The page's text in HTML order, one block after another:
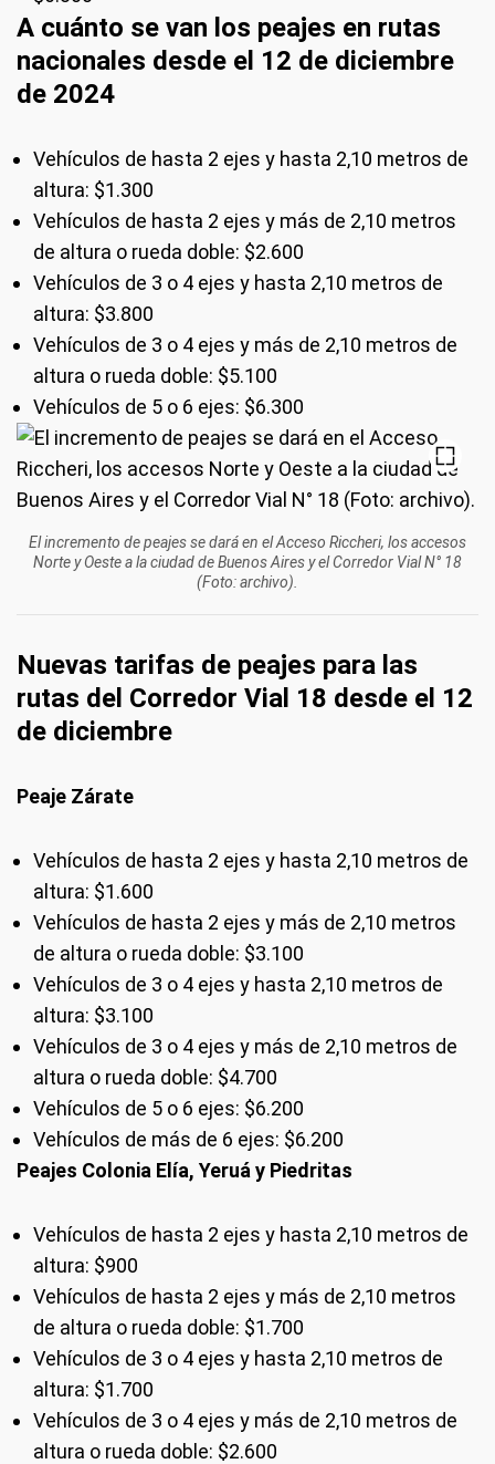
A cuánto se van los peajes en rutas
nacionales desde el 12 de diciembre
de 2024
Vehículos de hasta 2 ejes y hasta 2,10 metros de
altura: $1.300
Vehículos de hasta 2 ejes y más de 2,10 metros
de altura o rueda doble: $2.600
Vehículos de 3 o 4 ejes y hasta 2,10 metros de
altura: $3.800
Vehículos de 3 o 4 ejes y más de 2,10 metros de
altura o rueda doble: $5.100
Vehículos de 5 o 6 ejes: $6.300
El incremento de peajes se dará en el Acceso Riccheri, los accesos
Norte y Oeste a la ciudad de Buenos Aires y el Corredor Vial N° 18
(Foto: archivo).
Nuevas tarifas de peajes para las
rutas del Corredor Vial 18 desde el 12
de diciembre
Peaje Zárate
Vehículos de hasta 2 ejes y hasta 2,10 metros de
altura: $1.600
Vehículos de hasta 2 ejes y más de 2,10 metros
de altura o rueda doble: $3.100
Vehículos de 3 o 4 ejes y hasta 2,10 metros de
altura: $3.100
Vehículos de 3 o 4 ejes y más de 2,10 metros de
altura o rueda doble: $4.700
Vehículos de 5 o 6 ejes: $6.200
Vehículos de más de 6 ejes: $6.200
Peajes Colonia Elía, Yeruá y Piedritas
Vehículos de hasta 2 ejes y hasta 2,10 metros de
altura: $900
Vehículos de hasta 2 ejes y más de 2,10 metros
de altura o rueda doble: $1.700
Vehículos de 3 o 4 ejes y hasta 2,10 metros de
altura: $1.700
Vehículos de 3 o 4 ejes y más de 2,10 metros de
altura o rueda doble: $2.600